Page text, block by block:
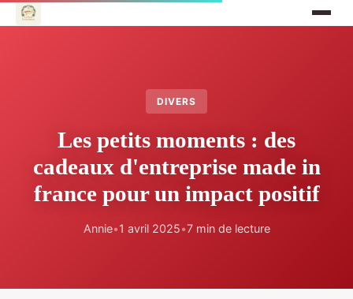
DIVERS
Les petits moments : des
cadeaux d'entreprise made in
france pour un impact positif
Annie•1 avril 2025•7 min de lecture